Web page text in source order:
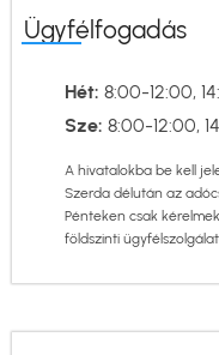
Ügyfélfogadás
Hét: 8:00-12:00,
Sze: 8:00-12:00,
A hivatalokba be kell
Szerda délután az
Pénteken csak
földszinti